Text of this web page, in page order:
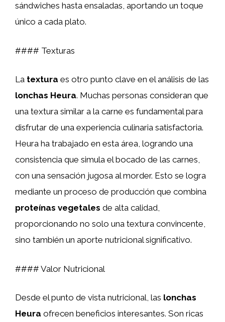
sándwiches hasta ensaladas, aportando un toque
único a cada plato.
#### Texturas
La textura es otro punto clave en el análisis de las
lonchas Heura. Muchas personas consideran que
una textura similar a la carne es fundamental para
disfrutar de una experiencia culinaria satisfactoria.
Heura ha trabajado en esta área, logrando una
consistencia que simula el bocado de las carnes,
con una sensación jugosa al morder. Esto se logra
mediante un proceso de producción que combina
proteínas vegetales de alta calidad,
proporcionando no solo una textura convincente,
sino también un aporte nutricional significativo.
#### Valor Nutricional
Desde el punto de vista nutricional, las lonchas
Heura ofrecen beneficios interesantes. Son ricas